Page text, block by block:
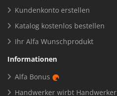
Kundenkonto erstellen
Katalog kostenlos bestellen
Ihr Alfa Wunschprodukt
Informationen
Alfa Bonus
Handwerker wirbt Handwerker